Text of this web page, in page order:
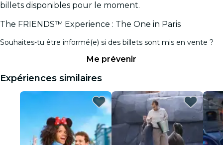
billets disponibles pour le moment.
The FRIENDS™ Experience : The One in Paris
Souhaites-tu être informé(e) si des billets sont mis en vente ?
Me prévenir
Expériences similaires